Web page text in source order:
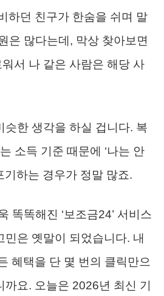
하던 친구가 한숨을 쉬며 말
은 많다는데, 막상 찾아보면
서 나 같은 사람은 해당 사
슷한 생각을 하실 겁니다. 복
소득 기준 때문에 ‘나는 안
기하는 경우가 정말 많죠.
똑똑해진 ‘보조금24’ 서비스
민은 옛말이 되었습니다. 내
혜택을 단 몇 번의 클릭만으
까요. 오늘은 2026년 최신 기